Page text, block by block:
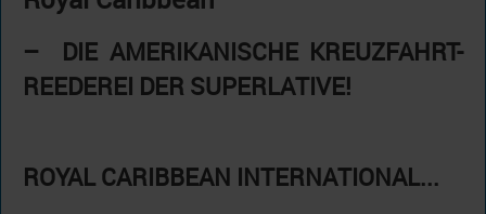
– DIE AMERIKANISCHE KREUZFAHRT-
REEDEREI DER SUPERLATIVE!
ROYAL CARIBBEAN INTERNATIONAL...